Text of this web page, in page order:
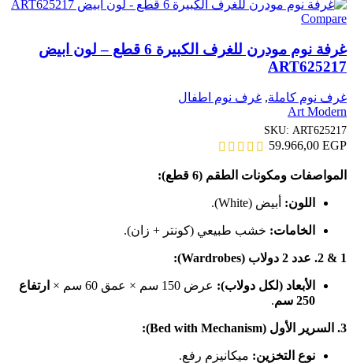
Compare
غرفة نوم مودرن للغرف الكبيرة 6 قطع – لون ابيض
ART625217
غرف نوم كاملة, غرف نوم اطفال
Art Modern
SKU: ART625217
59.966,00 EGP
المواصفات ومكونات الطقم (6 قطع):
اللون: أبيض (White).
الخامات: خشب طبيعي (كونتر + زان).
1 & 2. عدد 2 دولاب (Wardrobes):
الأبعاد (لكل دولاب): عرض 150 سم × عمق 60 سم ×
ارتفاع
250 سم
.
3. السرير الأول (Bed with Mechanism):
نوع التخزين: ميكانيزم رفع.